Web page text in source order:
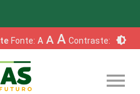
Fonte: A A A Contraste: brightness_6
menu